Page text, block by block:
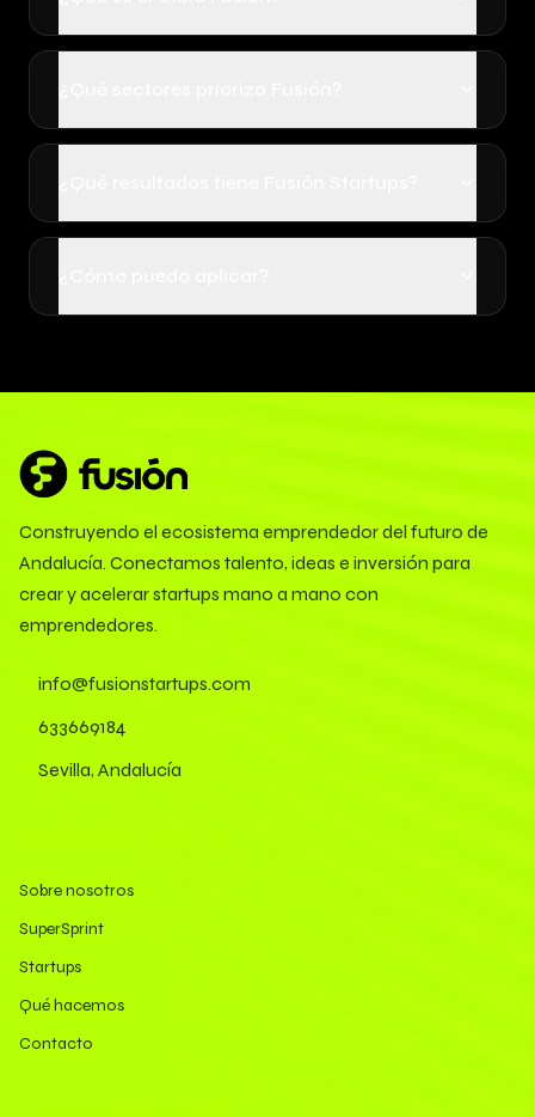
Construyendo el ecosistema emprendedor del futuro de
Andalucía. Conectamos talento, ideas e inversión para
crear y acelerar startups mano a mano con
emprendedores.
info@fusionstartups.com
633669184
Sevilla, Andalucía
Sobre nosotros
SuperSprint
Startups
Qué hacemos
Contacto